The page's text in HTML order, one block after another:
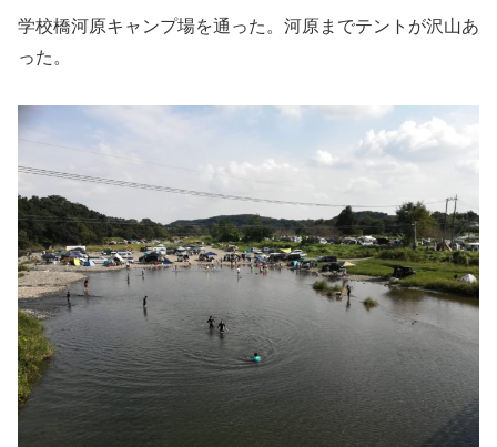
学校橋河原キャンプ場を通った。河原までテントが沢山あ
った。